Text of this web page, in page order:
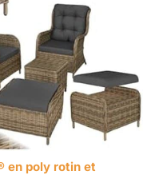
en poly rotin et